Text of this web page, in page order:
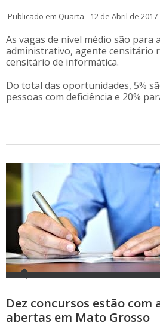
Publicado em Quarta - 12 de Abril de 2017
As vagas de nível médio são para
administrativo, agente censitário
censitário de informática.
Do total das oportunidades, 5%
pessoas com deficiência e 20%
Dez concursos estão com
abertas em Mato Grosso